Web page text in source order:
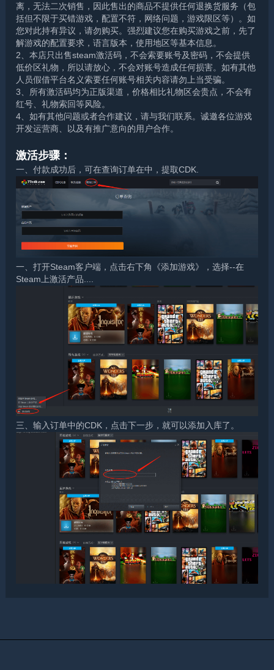
离，无法二次销售，因此售出的商品不提供任何退换货服务（包
括但不限于买错游戏，配置不符，网络问题，游戏限区等）。如
您对此持有异议，请勿购买。强烈建议您在购买游戏之前，先了
解游戏的配置要求，语言版本，使用地区等基本信息。
2、本店只出售steam激活码，不会索要账号及密码，不会提供
低价区礼物，所以请放心，不会对账号造成任何损害。如有其他
人员假借平台名义索要任何账号相关内容请勿上当受骗。
3、所有激活码均为正版渠道，价格相比礼物区会贵点，不会有
红号、礼物索回等风险。
4、如有其他问题或者合作建议，请与我们联系。诚邀各位游戏
开发运营商、以及有推广意向的用户合作。
激活步骤：
一、付款成功后，可在查询订单在中，提取CDK.
一、打开Steam客户端，点击右下角《添加游戏》，选择--在
Steam上激活产品....
三、输入订单中的CDK，点击下一步，就可以添加入库了。